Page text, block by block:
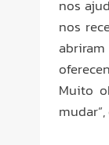
nos
nos
Muito